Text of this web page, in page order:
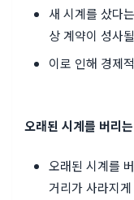
새 시계를 샀다
상 계약이 성사
이로 인해 경제
오래된 시계를 버리
오래된 시계를
거리가 사라지